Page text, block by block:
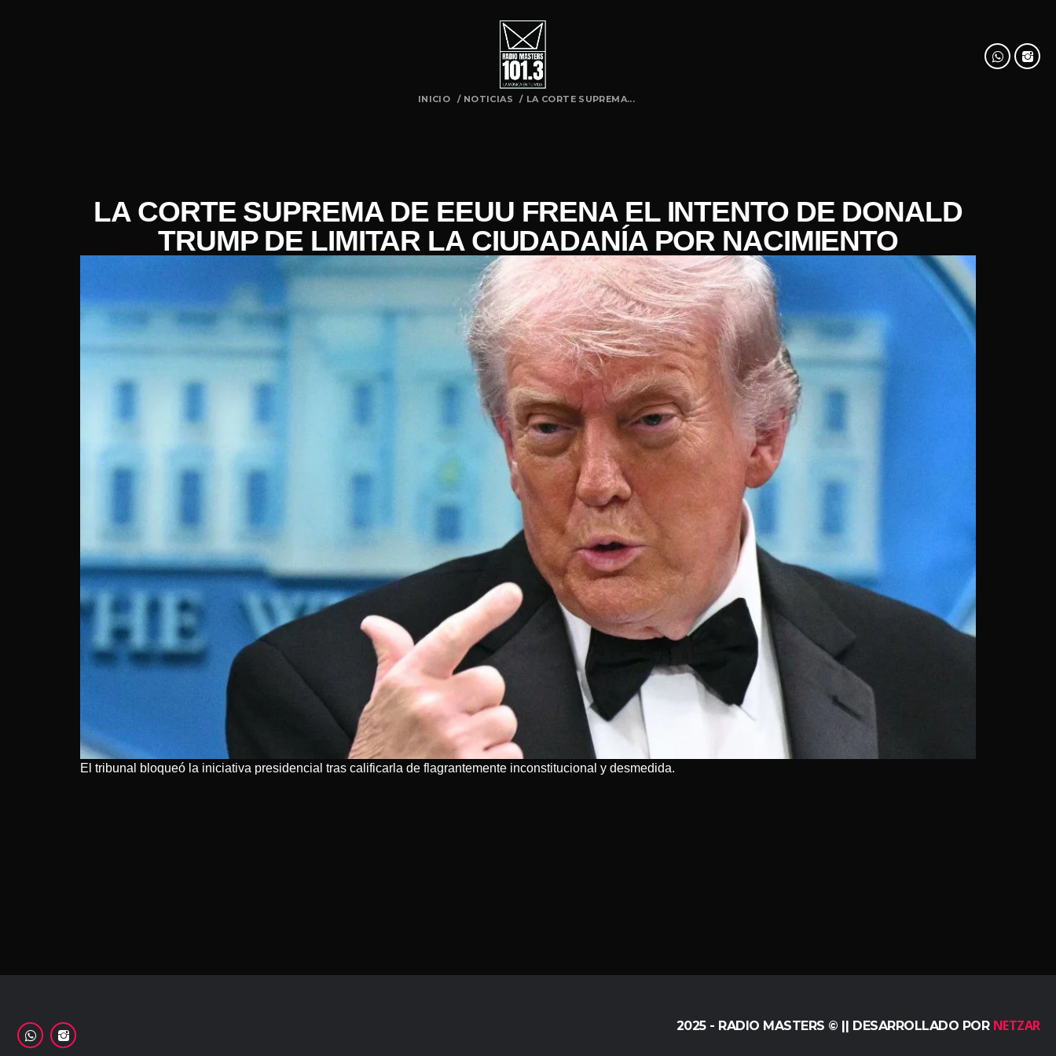
INICIO / NOTICIAS / LA CORTE SUPREMA...
LA CORTE SUPREMA DE EEUU FRENA EL INTENTO DE DONALD
TRUMP DE LIMITAR LA CIUDADANÍA POR NACIMIENTO
El tribunal bloqueó la iniciativa presidencial tras calificarla de flagrantemente inconstitucional y desmedida.
2025 - RADIO MASTERS © || DESARROLLADO POR NETZAR